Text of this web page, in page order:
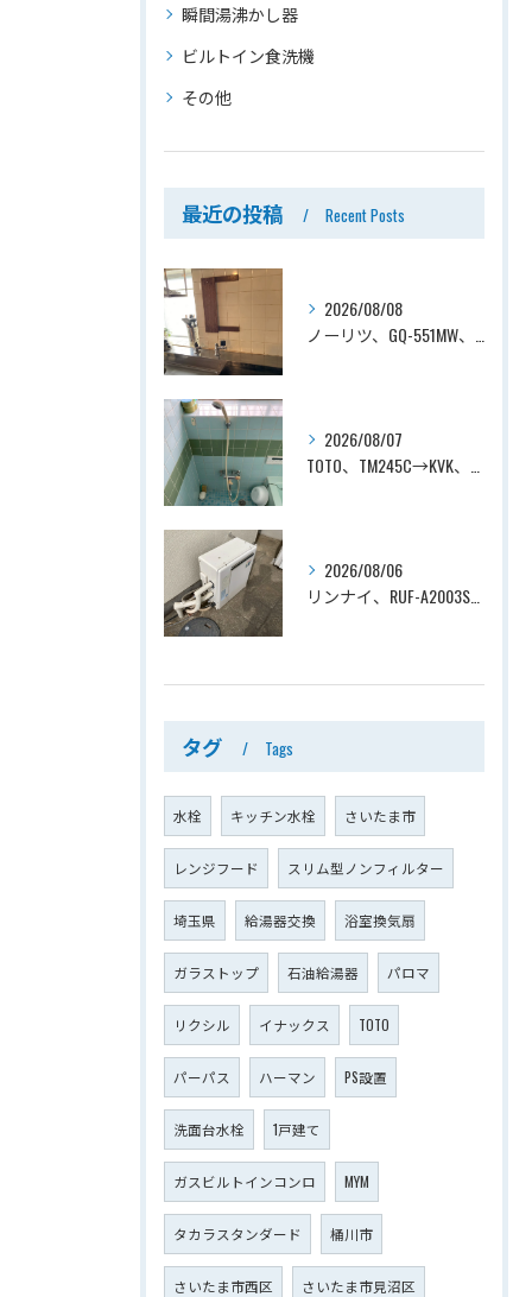
瞬間湯沸かし器
ビルトイン食洗機
その他
最近の投稿 Recent Posts
2026/08/08
2026/08/07
2026/08/06
タグ Tags
水栓 キッチン水栓 さいたま市
レンジフード スリム型ノンフィルター
埼玉県 給湯器交換 浴室換気扇
ガラストップ 石油給湯器 パロマ
リクシル イナックス TOTO
パーパス ハーマン PS設置
洗面台水栓 1戸建て
ガスビルトインコンロ MYM
タカラスタンダード 桶川市
さいたま市西区 さいたま市見沼区